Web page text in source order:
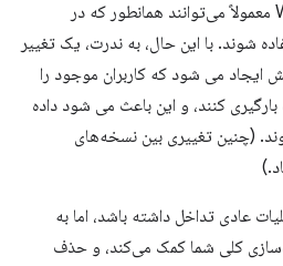
نسخه‌های قدیمی‌تر Workbox معمولاً می‌توانند همانطور که در
شوند. با این حال، به ندرت، یک تغییر
می شود که کاربران موجود را
کنند، و این باعث می شود داده
(چنین تغییری بین نسخه‌های
عادی تداخل داشته باشد، اما به
کلی شما کمک می‌کند، و حذف